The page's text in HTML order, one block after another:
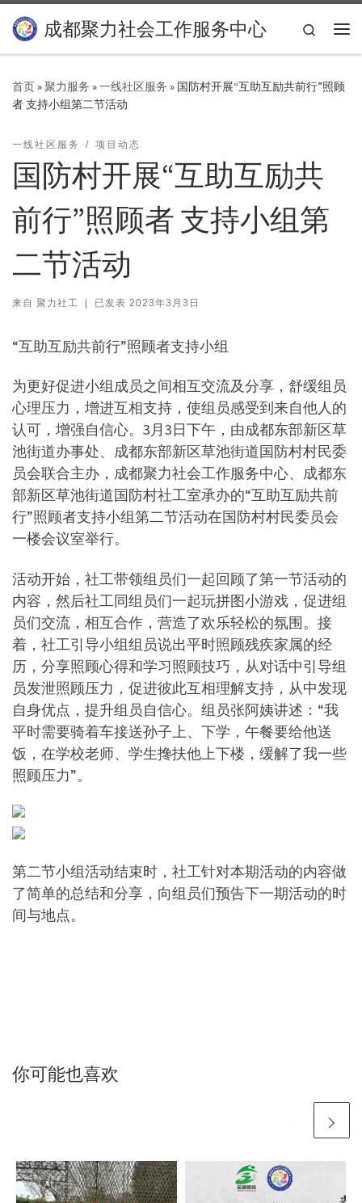
Skip to content
成都聚力社会工作服务中心
Search
首页»聚力服务 »一线社区服务 » 国防村开展“互助互励共前行”照顾
者 支持小组第二节活动
一线社区服务 项目动态
国防村开展“互助互励共
前行”照顾者 支持小组第
二节活动
来自 聚力社工 | 已发表 2023年3月3日
“互助互励共前行”照顾者支持小组
为更好促进小组成员之间相互交流及分享，舒缓组员
心理压力，增进互相支持，使组员感受到来自他人的
认可，增强自信心。3月3日下午，由成都东部新区草
池街道办事处、成都东部新区草池街道国防村村民委
员会联合主办，成都聚力社会工作服务中心、成都东
部新区草池街道国防村社工室承办的“互助互励共前
行”照顾者支持小组第二节活动在国防村村民委员会
一楼会议室举行。
活动开始，社工带领组员们一起回顾了第一节活动的
内容，然后社工同组员们一起玩拼图小游戏，促进组
员们交流，相互合作，营造了欢乐轻松的氛围。接
着，社工引导小组组员说出平时照顾残疾家属的经
历，分享照顾心得和学习照顾技巧，从对话中引导组
员发泄照顾压力，促进彼此互相理解支持，从中发现
自身优点，提升组员自信心。组员张阿姨讲述：“我
平时需要骑着车接送孙子上、下学，午餐要给他送
饭，在学校老师、学生搀扶他上下楼，缓解了我一些
照顾压力”。
第二节小组活动结束时，社工针对本期活动的内容做
了简单的总结和分享，向组员们预告下一期活动的时
间与地点。
你可能也喜欢